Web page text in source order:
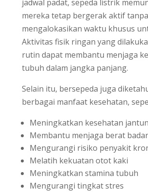
jadwal padat, sepeda listrik
mereka tetap bergerak aktif
mengalokasikan waktu khusus
Aktivitas fisik ringan yang
rutin dapat membantu menjaga
tubuh dalam jangka panjang.
Selain itu, bersepeda juga
berbagai manfaat kesehatan,
Meningkatkan kesehatan
Membantu menjaga berat
Mengurangi risiko penyakit
Melatih kekuatan otot kaki
Meningkatkan stamina tubuh
Mengurangi tingkat stres